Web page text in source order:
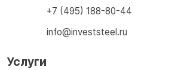
+7 (495) 188-80-44
info@investsteel.ru
Услуги